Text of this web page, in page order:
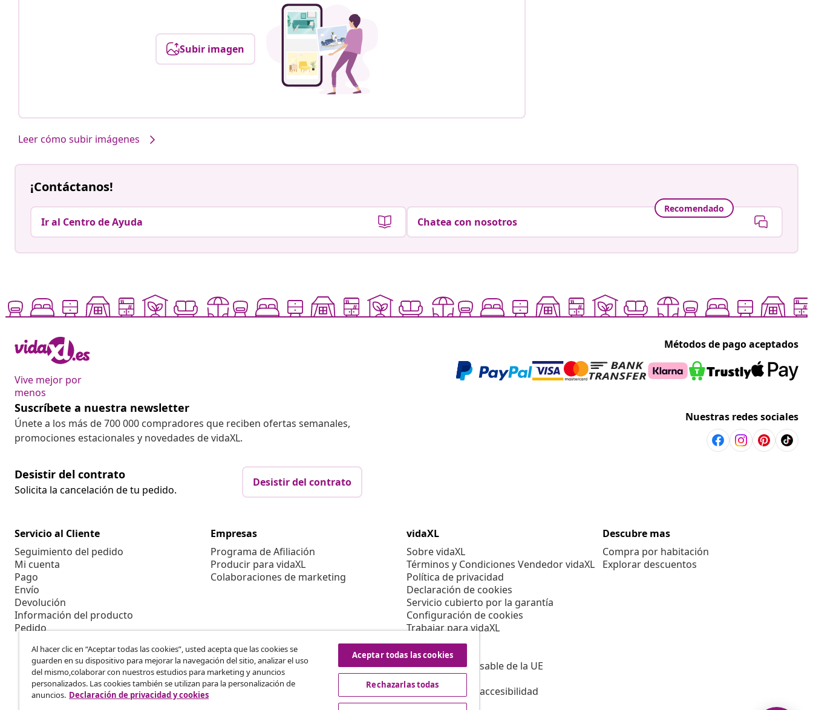
Subir imagen
Leer cómo subir imágenes
¡Contáctanos!
Ir al Centro de Ayuda
Recomendado
Chatea con nosotros
Vive mejor por
menos
Métodos de pago aceptados
Suscríbete a nuestra newsletter
Únete a los más de 700 000 compradores que reciben ofertas semanales,
promociones estacionales y novedades de vidaXL.
Nuestras redes sociales
Desistir del contrato
Solicita la cancelación de tu pedido.
Desistir del contrato
Servicio al Cliente
Seguimiento del pedido
Mi cuenta
Pago
Envío
Devolución
Información del producto
Pedido
Empresas
Programa de Afiliación
Producir para vidaXL
Colaboraciones de marketing
vidaXL
Sobre vidaXL
Términos y Condiciones Vendedor vidaXL
Política de privacidad
Declaración de cookies
Servicio cubierto por la garantía
Configuración de cookies
Trabajar para vidaXL
Aviso legal
Seguridad
Persona responsable de la UE
Política de EPR
Información de accesibilidad
Descubre mas
Compra por habitación
Explorar descuentos
Al hacer clic en “Aceptar todas las cookies”, usted acepta que las cookies se
guarden en su dispositivo para mejorar la navegación del sitio, analizar el uso
del mismo,colaborar con nuestros estudios para marketing y anuncios
personalizados. Las cookies también se utilizan para la personalización de
anuncios. Declaración de privacidad y cookies
Aceptar todas las cookies
Rechazarlas todas